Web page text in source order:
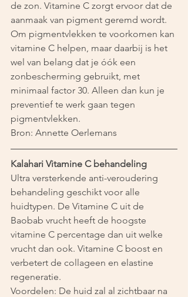
de zon. Vitamine C zorgt ervoor dat de
aanmaak van pigment geremd wordt.
Om pigmentvlekken te voorkomen kan
vitamine C helpen, maar daarbij is het
wel van belang dat je óók een
zonbescherming gebruikt, met
minimaal factor 30. Alleen dan kun je
preventief te werk gaan tegen
pigmentvlekken.
Bron: Annette Oerlemans
Kalahari Vitamine C behandeling
Ultra versterkende anti-veroudering
behandeling geschikt voor alle
huidtypen. De Vitamine C uit de
Baobab vrucht heeft de hoogste
vitamine C percentage dan uit welke
vrucht dan ook. Vitamine C boost en
verbetert de collageen en elastine
regeneratie.
Voordelen: De huid zal al zichtbaar na